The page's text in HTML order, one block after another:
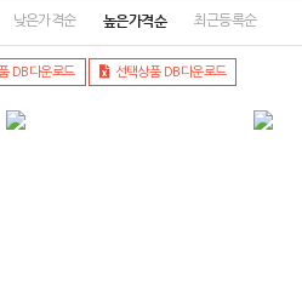
낮은가격순 높은가격순 최근등록순
DB다운로드 선택상품 DB다운로드